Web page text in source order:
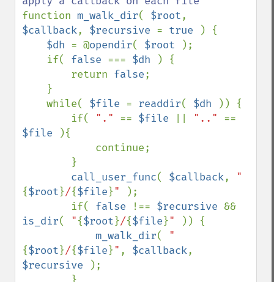
function m_walk_dir( $root
$callback, $recursive = true
) {
$dh = @opendir( $root
);
    if(
false === $dh
) {
        return
false;
    while(
$file = readdir( $dh
)) {
        if(
"." == $file ".."
$file
){
call_user_func( $callback, "
{$root}/{$file}"
);
        if(
false !== $recursive
is_dir( "{$root}/{$file}"
)) {
m_walk_dir( "
{$root}/{$file}" , $callback
$recursive
);